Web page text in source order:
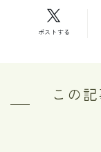
ポストする
この